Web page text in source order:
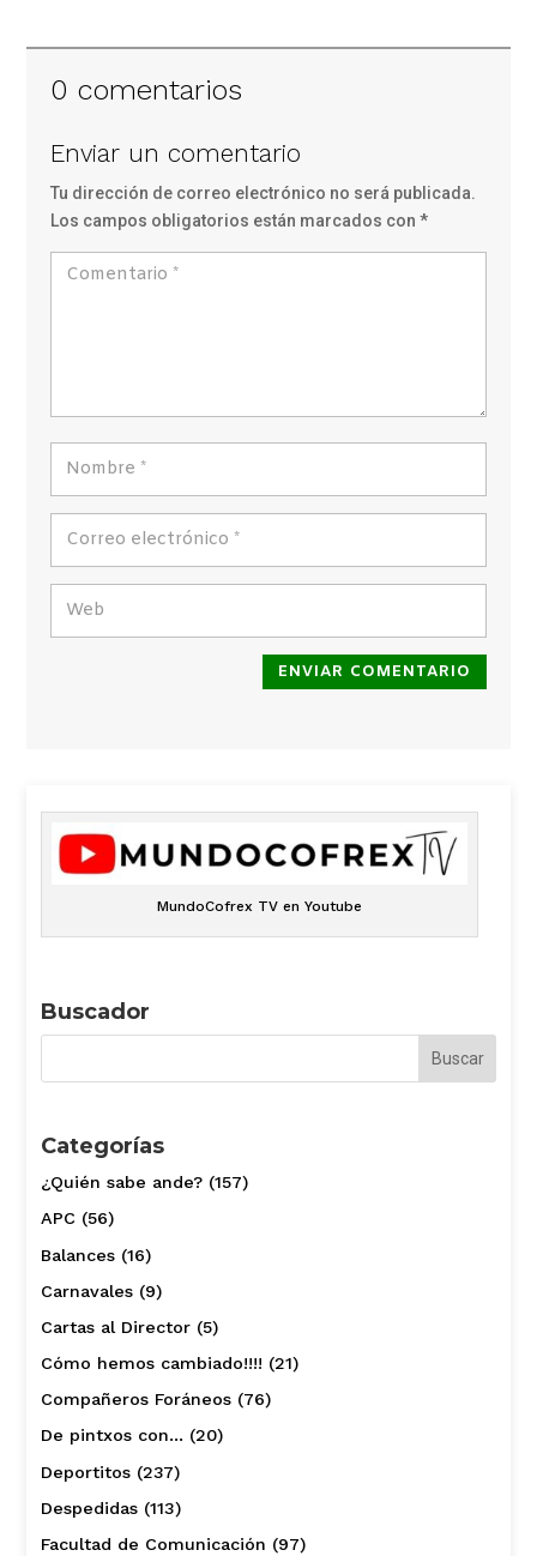
0 comentarios
Enviar un comentario
Tu dirección de correo electrónico no será publicada.
Los campos obligatorios están marcados con*
ENVIAR COMENTARIO
MundoCofrex TV en Youtube
Buscador
Categorías
¿Quién sabe ande?(157)
APC(56)
Balances(16)
Carnavales(9)
Cartas al Director(5)
Cómo hemos cambiado!!!! (21)
Compañeros Foráneos(76)
De pintxos con… (20)
Deportitos(237)
Despedidas(113)
Facultad de Comunicación (97)